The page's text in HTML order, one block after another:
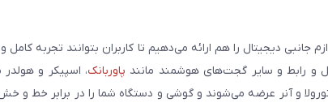
جانبی دیجیتال را هم ارائه می‌دهیم تا کاربران بتوانند تجربه
و رابط و سایر گجت‌های هوشمند مانند پاوربانک، اسپیکر و
و آنر عرضه می‌شوند و گوشی و دستگاه شما را در برابر خط و